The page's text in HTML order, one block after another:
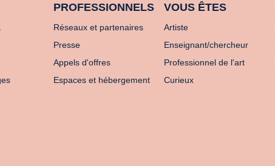
PROFESSIONNELS
Réseaux et partenaires
Presse
Appels d'offres
Espaces et hébergement
VOUS ÊTES
Artiste
Enseignant/chercheur
Professionnel de l'art
Curieux